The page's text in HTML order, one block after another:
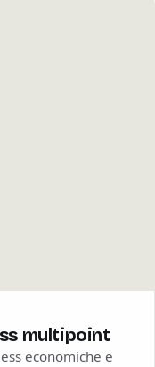
multipoint
economiche e